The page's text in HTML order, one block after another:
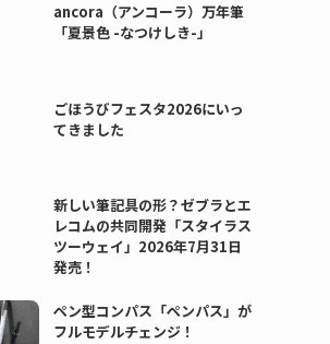
ancora（アンコーラ）万年筆
「夏景色 -なつけしき-」
ごほうびフェスタ2026にいっ
てきました
新しい筆記具の形？ゼブラとエ
レコムの共同開発「スタイラス
ツーウェイ」2026年7月31日
発売！
ペン型コンパス「ペンパス」が
フルモデルチェンジ！